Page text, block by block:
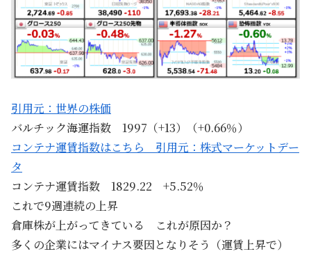
引用元：世界の株価
バルチック海運指数 1997（+13）（+0.66％）
コンテナ運賃指数はこちら 引用元：株式マーケットデー
タ
コンテナ運賃指数 1829.22 +5.52％
これで9週連続の上昇
倉庫株が上がってきている これが原因か？
多くの企業にはマイナス要因となりそう（運賃上昇で）